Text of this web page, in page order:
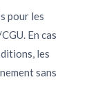
pour les
En cas
les
sans